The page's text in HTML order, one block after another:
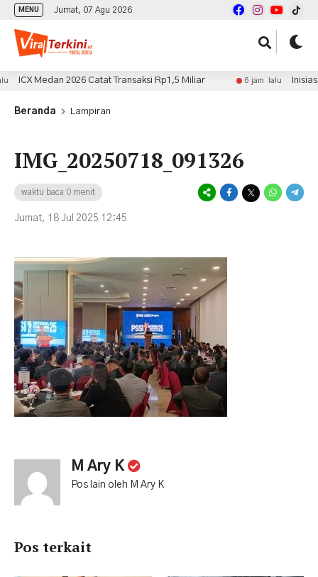
MENU Jumat, 07 Agu 2026
Medan 2026 Catat Transaksi Rp1,5 Miliar 6 jam lalu Inisiasi
Beranda Lampiran
IMG_20250718_091326
waktu baca 0 menit
Jumat, 18 Jul 2025 12:45
M Ary K
Pos lain oleh M Ary K
Pos terkait